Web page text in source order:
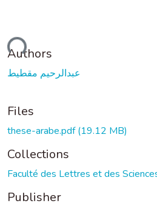
Authors
عبدالرحيم مقطيط
Files
these-arabe.pdf(19.12 MB)
Collections
Faculté des Lettres et des
Publisher